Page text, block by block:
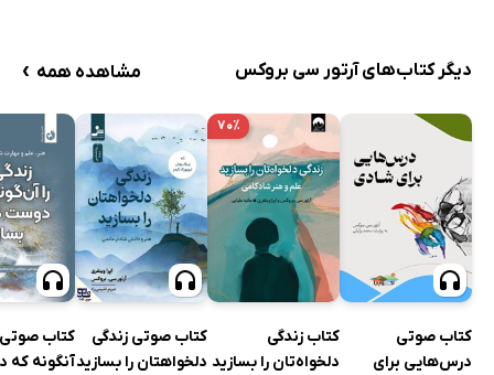
دیگر کتاب‌های آرتور سی بروکس مشاهده همه ›
کتاب صوتی
درس‌هایی برای
۷۰٪
کتاب زندگی
دلخواه‌تان را بسازید
کتاب صوتی زندگی
دلخواهتان را بسازید
کتاب صوتی
آنگونه